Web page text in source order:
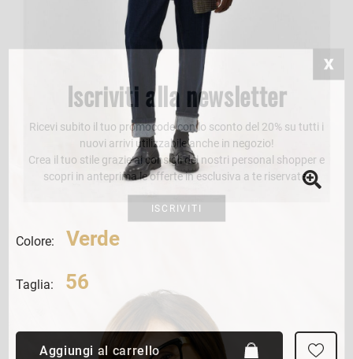
Colore: Verde
Taglia: 56
Aggiungi al carrello
Iscriviti alla newsletter
Ricevi subito il tuo promocode con lo sconto del 20% su tutti i
nuovi arrivi utilizzabile anche in negozio!
Crea il tuo stile grazie ai consigli dei nostri personal shopper e
scopri in anteprima le offerte in esclusiva a te riservate.
ISCRIVITI